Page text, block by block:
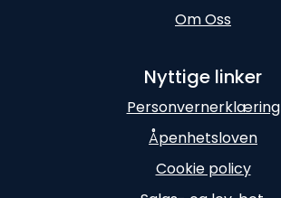
Om Oss
Nyttige linker
Personvernerklæring
Åpenhetsloven
Cookie policy